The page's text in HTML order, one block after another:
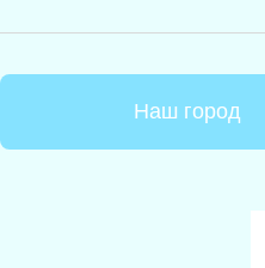
Наш город